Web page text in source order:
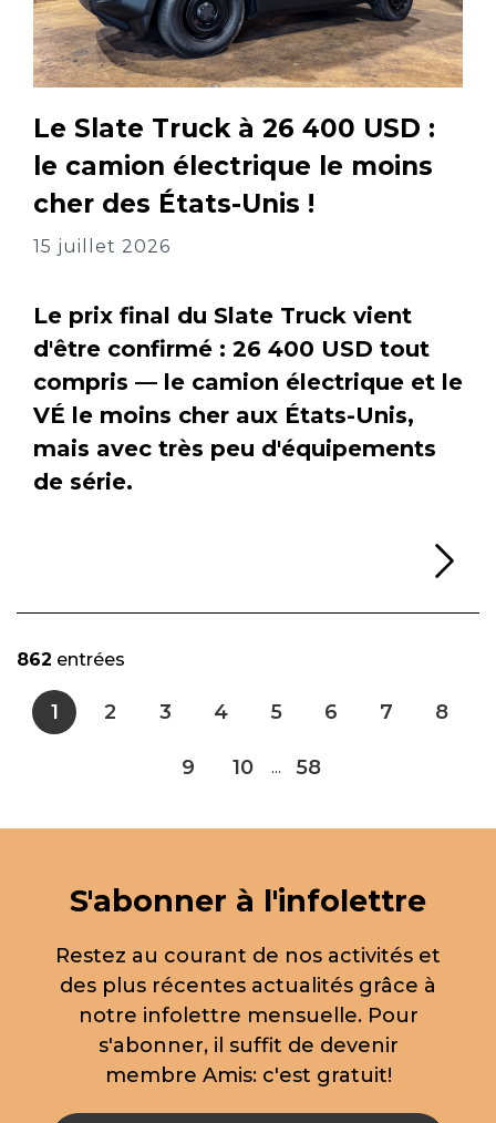
Le Slate Truck à 26 400 USD :
le camion électrique le moins
cher des États-Unis !
15 juillet 2026
Le prix final du Slate Truck vient
d'être confirmé : 26 400 USD tout
compris — le camion électrique et le
VÉ le moins cher aux États-Unis,
mais avec très peu d'équipements
de série.
862 entrées
1 2 3 4 5 6 7 8
9 10 ... 58
S'abonner à l'infolettre
Restez au courant de nos activités et
des plus récentes actualités grâce à
notre infolettre mensuelle. Pour
s'abonner, il suffit de devenir
membre Amis: c'est gratuit!